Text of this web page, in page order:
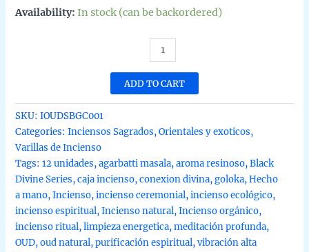
Availability: In stock (can be backordered)
Incienso
black
divine
series
Goloka
agarbatti
hecho
ADD TO CART
SKU:IOUDSBGC001
Categories:Inciensos Sagrados,Orientales y exoticos,
Varillas de Incienso
Tags:12 unidades,agarbatti masala,aroma resinoso,Black
Divine Series,caja incienso,conexion divina,goloka,Hecho
a mano,Incienso,incienso ceremonial,incienso ecológico,
incienso espiritual,Incienso natural,Incienso orgánico,
incienso ritual,limpieza energetica,meditación profunda,
OUD,oud natural,purificación espiritual,vibración alta